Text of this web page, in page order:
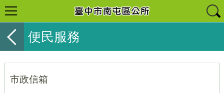
便民服務
市政信箱